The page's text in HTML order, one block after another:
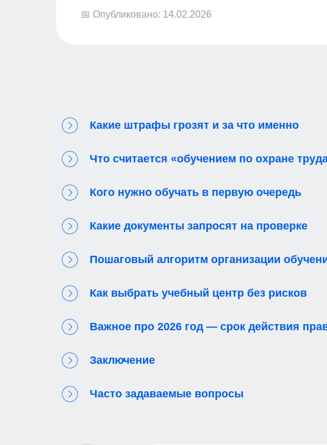
📅 Опубликовано: 14.02.2026
Какие штрафы грозят и за что именно
Что считается «обучением по охране
Кого нужно обучать в первую очередь
Какие документы запросят на проверке
Пошаговый алгоритм организации
Как выбрать учебный центр без рисков
Важное про 2026 год — срок действия
Заключение
Часто задаваемые вопросы